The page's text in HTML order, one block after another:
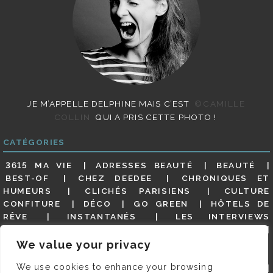
We value your privacy
We use cookies to enhance your browsing
JE M’APPELLE DELPHINE MAIS C’EST
©CAMILLE
COLLIN
QUI A PRIS CETTE PHOTO !
CATÉGORIES
3615 MA VIE ADRESSES BEAUTÉ
BEAUTÉ
BEST-OF
CHEZ DEEDEE
CHRONIQUES ET
HUMEURS
CLICHÉS PARISIENS
CULTURE
CONFITURE
DÉCO GO GREEN
HÔTELS DE
RÊVE
INSTANTANÉS
LES INTERVIEWS
MES ADRESSES
MODE NON CLASSÉ
GUIDE
PARIS EN PHOTOS RESTAURANTS